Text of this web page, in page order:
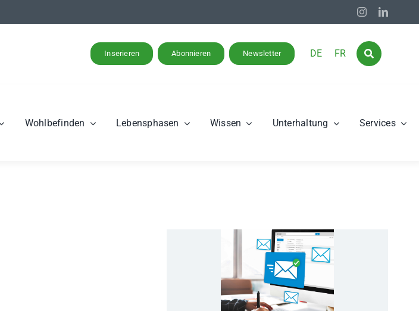
Inserieren Abonnieren Newsletter DE FR
Wohlbefinden Lebensphasen Wissen Unterhaltung Services